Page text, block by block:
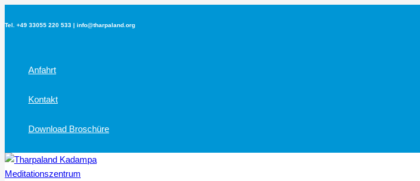
Inhalt
Tel. +49 33055 220 533 | info@tharpaland.org
Anfahrt
Kontakt
Download Broschüre